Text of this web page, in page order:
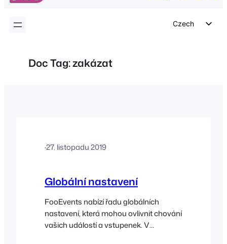
Czech
Doc Tag:zakázat
·27. listopadu 2019
Globální nastavení
FooEvents nabízí řadu globálních
nastavení, která mohou ovlivnit chování
vašich událostí a vstupenek. V